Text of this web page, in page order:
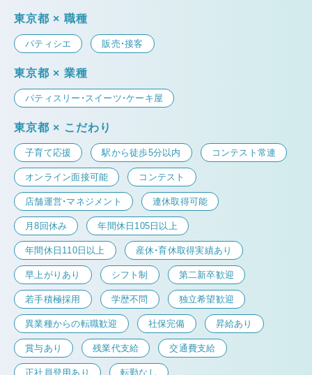
東京都 × 職種
パティシエ 販売・接客
東京都 × 業種
パティスリー・スイーツ・ケーキ屋
東京都 × こだわり
子育て応援 駅から徒歩5分以内 コンテスト常連
オンライン面接可能 コンテスト
店舗運営・マネジメント 連休取得可能
月8回休み 年間休日105日以上
年間休日110日以上 産休・育休取得実績あり
早上がりあり シフト制 第二新卒歓迎
若手積極採用 学歴不問 独立希望歓迎
異業種からの転職歓迎 社保完備 昇給あり
賞与あり 残業代支給 交通費支給
正社員登用あり 転勤なし